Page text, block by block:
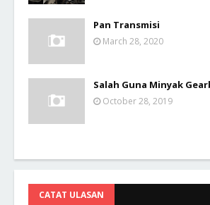
Pan Transmisi
March 28, 2020
Salah Guna Minyak
October 28, 2019
CATAT ULASAN